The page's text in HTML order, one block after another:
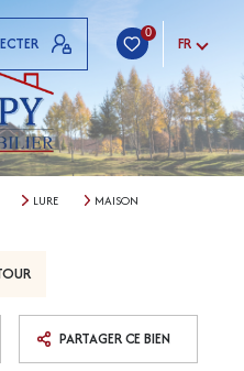
0
FR
LURE MAISON
PARTAGER CE BIEN